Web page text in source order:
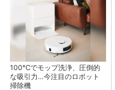
100℃でモップ洗浄、圧倒的
な吸引力…今注目のロボット
掃除機